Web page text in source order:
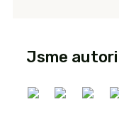
Jsme